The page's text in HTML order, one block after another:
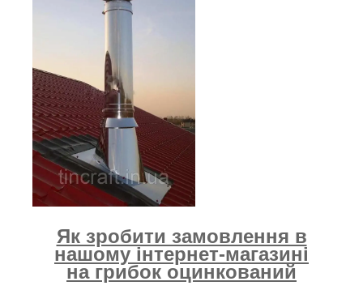
Як зробити замовлення в
нашому інтернет-магазині
на грибок оцинкований